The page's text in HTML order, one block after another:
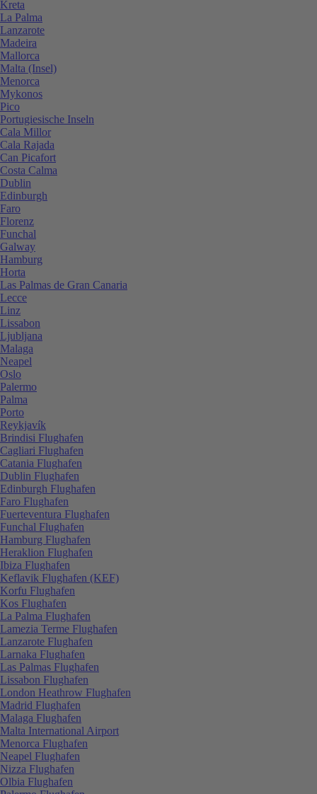
Kreta
La Palma
Lanzarote
Madeira
Mallorca
Malta (Insel)
Menorca
Mykonos
Pico
Portugiesische Inseln
Cala Millor
Cala Rajada
Can Picafort
Costa Calma
Dublin
Edinburgh
Faro
Florenz
Funchal
Galway
Hamburg
Horta
Las Palmas de Gran Canaria
Lecce
Linz
Lissabon
Ljubljana
Malaga
Neapel
Oslo
Palermo
Palma
Porto
Reykjavík
Brindisi Flughafen
Cagliari Flughafen
Catania Flughafen
Dublin Flughafen
Edinburgh Flughafen
Faro Flughafen
Fuerteventura Flughafen
Funchal Flughafen
Hamburg Flughafen
Heraklion Flughafen
Ibiza Flughafen
Keflavik Flughafen (KEF)
Korfu Flughafen
Kos Flughafen
La Palma Flughafen
Lamezia Terme Flughafen
Lanzarote Flughafen
Larnaka Flughafen
Las Palmas Flughafen
Lissabon Flughafen
London Heathrow Flughafen
Madrid Flughafen
Malaga Flughafen
Malta International Airport
Menorca Flughafen
Neapel Flughafen
Nizza Flughafen
Olbia Flughafen